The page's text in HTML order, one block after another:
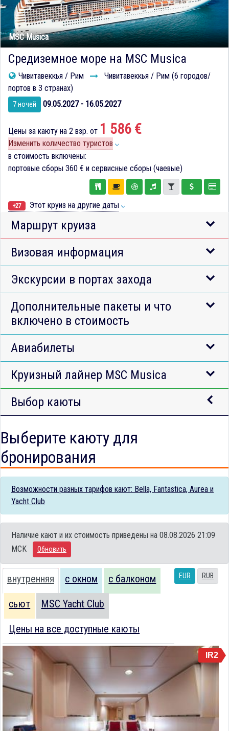
MSC Musica
Средиземное море на MSC Musica
Чивитавеккья / Рим
Чивитавеккья / Рим (6 городов/
портов в 3 странах)
7 ночей 09.05.2027 - 16.05.2027
Цены за каюту на 2 взр. от 1 586 €
Изменить количество туристов
в стоимость включены:
портовые сборы 360 € и сервисные сборы (чаевые)
+27 Этот круиз на другие даты
Маршрут круиза
Визовая информация
Экскурсии в портах захода
Дополнительные пакеты и что
включено в стоимость
Авиабилеты
Круизный лайнер MSC Musica
Выбор каюты
Выберите каюту для
бронирования
Возможности разных тарифов кают: Bella, Fantastica, Aurea и
Yacht Club
Наличие кают и их стоимость приведены на 08.08.2026 21:09
MCK
Обновить
EUR RUB
внутренняя с окном с балконом
сьют MSC Yacht Club
Цены на все доступные каюты
IR2